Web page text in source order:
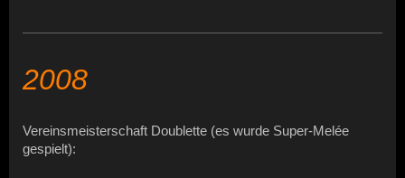
2008
Vereinsmeisterschaft Doublette (es wurde Super-Melée
gespielt):